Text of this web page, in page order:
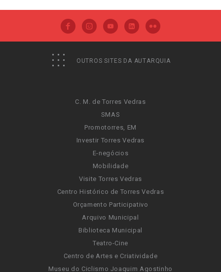
OUTROS SITES DA AUTARQUIA
C. M. de Torres Vedras
SMAS
Promotorres, EM
Investir Torres Vedras
E-negócios
Mobilidade
Visite Torres Vedras
Centro Histórico de Torres Vedras
Orçamento Participativo
Arquivo Municipal
Biblioteca Municipal
Teatro-Cine
Centro de Artes e Criatividade
Museu do Ciclismo Joaquim Agostinho